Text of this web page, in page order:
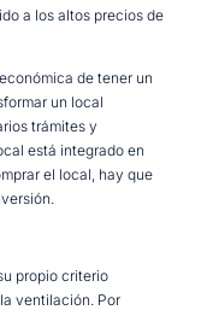
a los altos precios de
de tener un
un local
trámites y
está integrado en
el local, hay que
propio criterio
ventilación. Por